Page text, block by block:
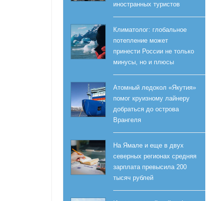
иностранных туристов
Климатолог: глобальное
потепление может
принести России не только
минусы, но и плюсы
Атомный ледокол «Якутия»
помог круизному лайнеру
добраться до острова
Врангеля
На Ямале и еще в двух
северных регионах средняя
зарплата превысила 200
тысяч рублей